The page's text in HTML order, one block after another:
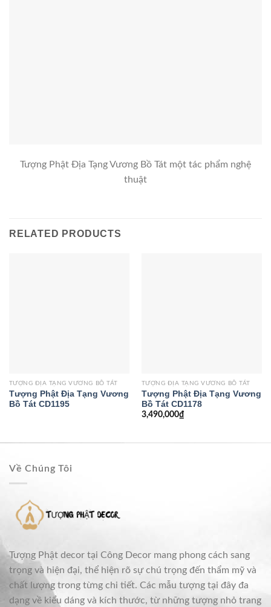
Tượng Phật Địa Tạng Vương Bồ Tát một tác phẩm nghệ
thuật
RELATED PRODUCTS
TƯỢNG ĐỊA TẠNG VƯƠNG BỒ TÁT
Tượng Phật Địa Tạng Vương
Bồ Tát CD1195
TƯỢNG ĐỊA TẠNG VƯƠNG BỒ TÁT
Tượng Phật Địa Tạng Vương
Bồ Tát CD1178
3,490,000₫
Về Chúng Tôi
Tượng Phật decor tại Công Decor mang phong cách sang
trọng và hiện đại, thể hiện rõ sự chú trọng đến thẩm mỹ và
chất lượng trong từng chi tiết. Các mẫu tượng tại đây đa
dạng về kiểu dáng và kích thước, từ những tượng nhỏ trang